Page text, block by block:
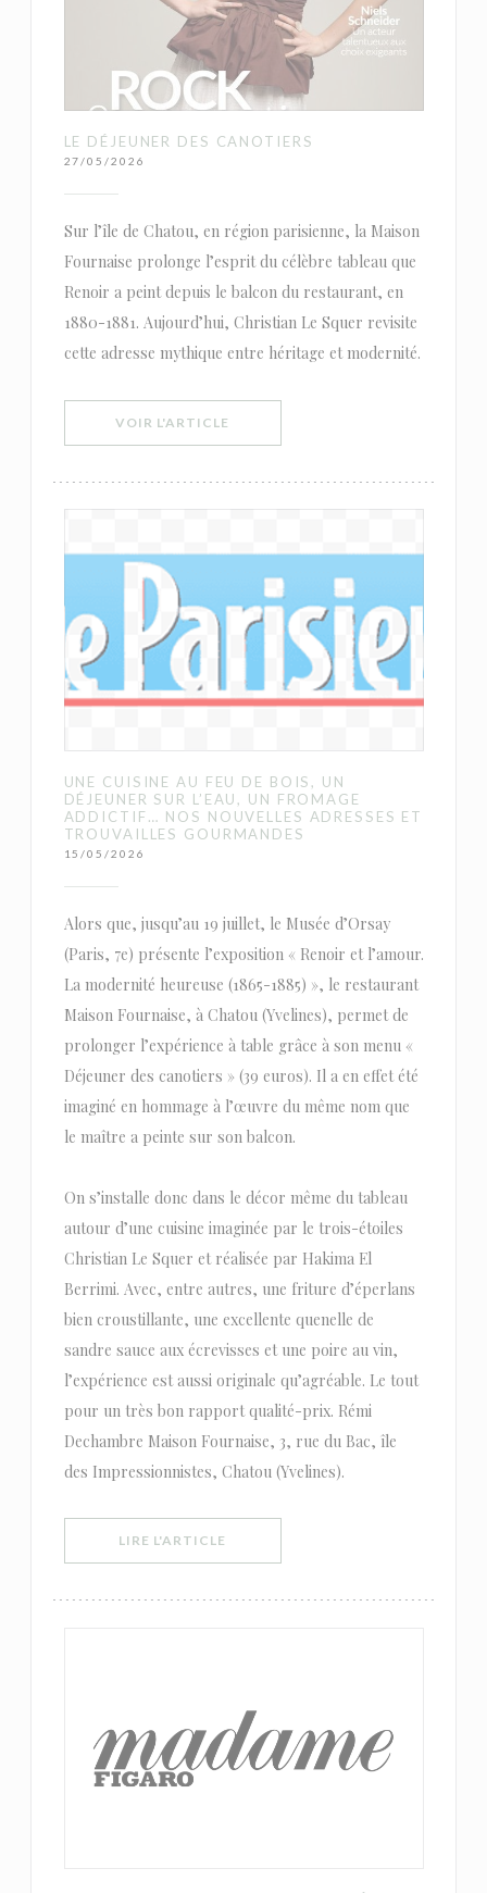
LE DÉJEUNER DES CANOTIERS
27/05/2026
Sur l’île de Chatou, en région parisienne, la Maison
Fournaise prolonge l’esprit du célèbre tableau que
Renoir a peint depuis le balcon du restaurant, en
1880-1881. Aujourd’hui, Christian Le Squer revisite
cette adresse mythique entre héritage et modernité.
VOIR L'ARTICLE
UNE CUISINE AU FEU DE BOIS, UN
DÉJEUNER SUR L’EAU, UN FROMAGE
ADDICTIF… NOS NOUVELLES ADRESSES ET
TROUVAILLES GOURMANDES
15/05/2026
Alors que, jusqu’au 19 juillet, le Musée d’Orsay
(Paris, 7e) présente l’exposition « Renoir et l’amour.
La modernité heureuse (1865-1885) », le restaurant
Maison Fournaise, à Chatou (Yvelines), permet de
prolonger l’expérience à table grâce à son menu «
Déjeuner des canotiers » (39 euros). Il a en effet été
imaginé en hommage à l’œuvre du même nom que
le maître a peinte sur son balcon.
On s’installe donc dans le décor même du tableau
autour d’une cuisine imaginée par le trois-étoiles
Christian Le Squer et réalisée par Hakima El
Berrimi. Avec, entre autres, une friture d’éperlans
bien croustillante, une excellente quenelle de
sandre sauce aux écrevisses et une poire au vin,
l’expérience est aussi originale qu’agréable. Le tout
pour un très bon rapport qualité-prix. Rémi
Dechambre Maison Fournaise, 3, rue du Bac, île
des Impressionnistes, Chatou (Yvelines).
LIRE L'ARTICLE